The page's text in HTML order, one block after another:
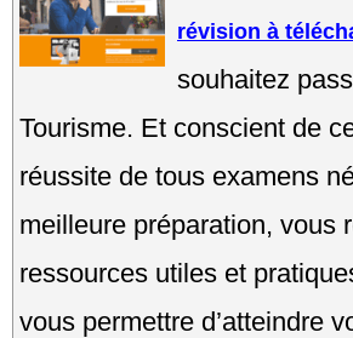
révision à
souhaitez
Tourisme. Et conscient de
réussite de tous examens
meilleure préparation, vous
ressources utiles et
vous permettre d’atteindre